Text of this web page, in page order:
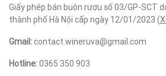
Giấy phép bán buôn rượu số 03/GP-SCT
thành phố Hà Nội cấp ngày 12/01/2023 (
Gmail:contact.wineruva@gmail.com
Hotline:0365 350 903